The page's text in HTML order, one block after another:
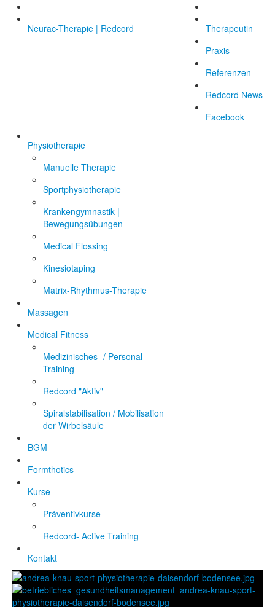
Therapeutin
Praxis
Referenzen
Redcord News
Facebook
Neurac-Therapie | Redcord
Physiotherapie
Manuelle Therapie
Sportphysiotherapie
Krankengymnastik |
Bewegungsübungen
Medical Flossing
Kinesiotaping
Matrix-Rhythmus-Therapie
Massagen
Medical Fitness
Medizinisches- / Personal-
Training
Redcord "Aktiv"
Spiralstabilisation / Mobilisation
der Wirbelsäule
BGM
Formthotics
Kurse
Präventivkurse
Redcord- Active Training
Kontakt